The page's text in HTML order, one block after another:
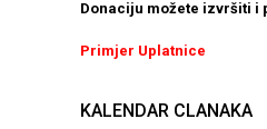
Donaciju možete izvršiti i
Primjer Uplatnice
KALENDAR CLANAKA